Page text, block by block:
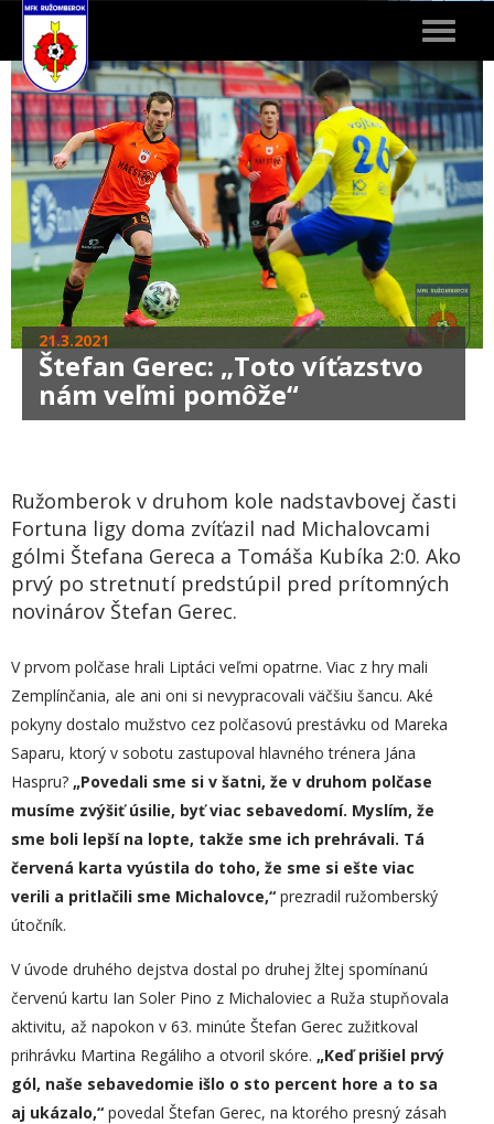
Toggle
21.3.2021
Štefan Gerec: „Toto víťazstvo
nám veľmi pomôže“
Ružomberok v druhom kole nadstavbovej časti
Fortuna ligy doma zvíťazil nad Michalovcami
gólmi Štefana Gereca a Tomáša Kubíka 2:0. Ako
prvý po stretnutí predstúpil pred prítomných
novinárov Štefan Gerec.
V prvom polčase hrali Liptáci veľmi opatrne. Viac z hry mali
Zemplínčania, ale ani oni si nevypracovali väčšiu šancu. Aké
pokyny dostalo mužstvo cez polčasovú prestávku od Mareka
Saparu, ktorý v sobotu zastupoval hlavného trénera Jána
Haspru? „Povedali sme si v šatni, že v druhom polčase
musíme zvýšiť úsilie, byť viac sebavedomí. Myslím, že
sme boli lepší na lopte, takže sme ich prehrávali. Tá
červená karta vyústila do toho, že sme si ešte viac
verili a pritlačili sme Michalovce,“ prezradil ružomberský
útočník.
V úvode druhého dejstva dostal po druhej žltej spomínanú
červenú kartu Ian Soler Pino z Michaloviec a Ruža stupňovala
aktivitu, až napokon v 63. minúte Štefan Gerec zužitkoval
prihrávku Martina Regáliho a otvoril skóre. „Keď prišiel prvý
gól, naše sebavedomie išlo o sto percent hore a to sa
aj ukázalo,“ povedal Štefan Gerec, na ktorého presný zásah